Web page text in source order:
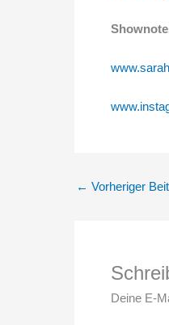
← Vorheriger
Deine E-